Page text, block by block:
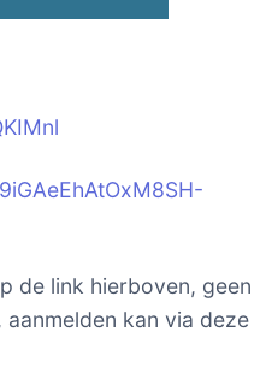
nl
de link hierboven, geen
kan via deze